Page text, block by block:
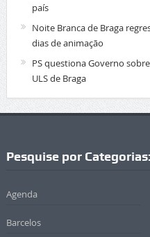
país
Noite Branca de Braga
dias de animação
PS questiona Governo
ULS de Braga
Pesquise por Categorias:
Agenda
Barcelos